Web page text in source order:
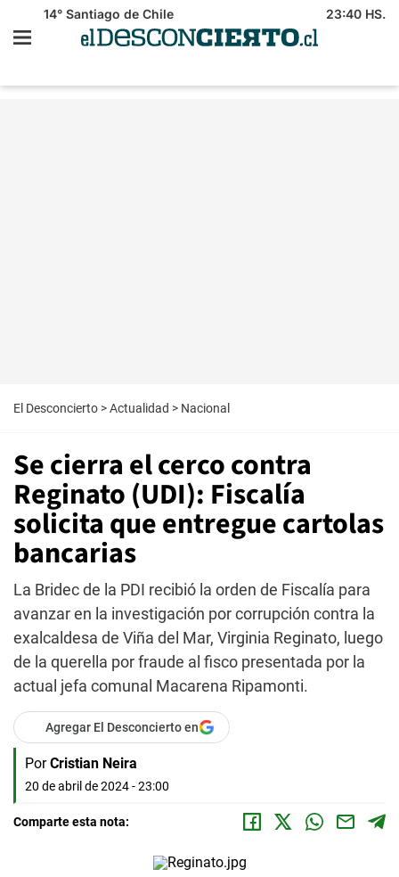
14° Santiago de Chile 23:40 HS.
El Desconcierto >Actualidad > Nacional
Se cierra el cerco contra
Reginato (UDI): Fiscalía
solicita que entregue cartolas
bancarias
La Bridec de la PDI recibió la orden de Fiscalía para
avanzar en la investigación por corrupción contra la
exalcaldesa de Viña del Mar, Virginia Reginato, luego
de la querella por fraude al fisco presentada por la
actual jefa comunal Macarena Ripamonti.
Agregar El Desconcierto en
Por Cristian Neira
20 de abril de 2024 - 23:00
Comparte esta nota: